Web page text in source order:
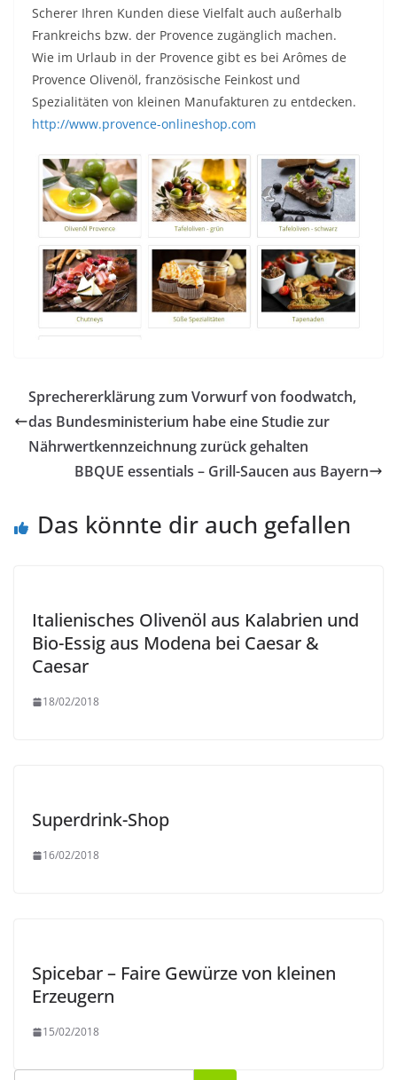
Scherer Ihren Kunden diese Vielfalt auch außerhalb
Frankreichs bzw. der Provence zugänglich machen.
Wie im Urlaub in der Provence gibt es bei Arômes de
Provence Olivenöl, französische Feinkost und
Spezialitäten von kleinen Manufakturen zu entdecken.
http://www.provence-onlineshop.com
Sprechererklärung zum Vorwurf von foodwatch,
das Bundesministerium habe eine Studie zur
Nährwertkennzeichnung zurück gehalten
BBQUE essentials – Grill-Saucen aus Bayern
Das könnte dir auch gefallen
Italienisches Olivenöl aus Kalabrien und
Bio-Essig aus Modena bei Caesar &
Caesar
18/02/2018
Superdrink-Shop
16/02/2018
Spicebar – Faire Gewürze von kleinen
Erzeugern
15/02/2018